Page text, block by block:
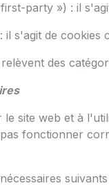
party ») : il
il s'agit de cookies
des
site web et à
fonctionner